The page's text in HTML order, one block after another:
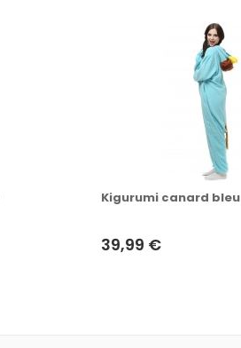
Kigurumi canard bleu
39,99 €